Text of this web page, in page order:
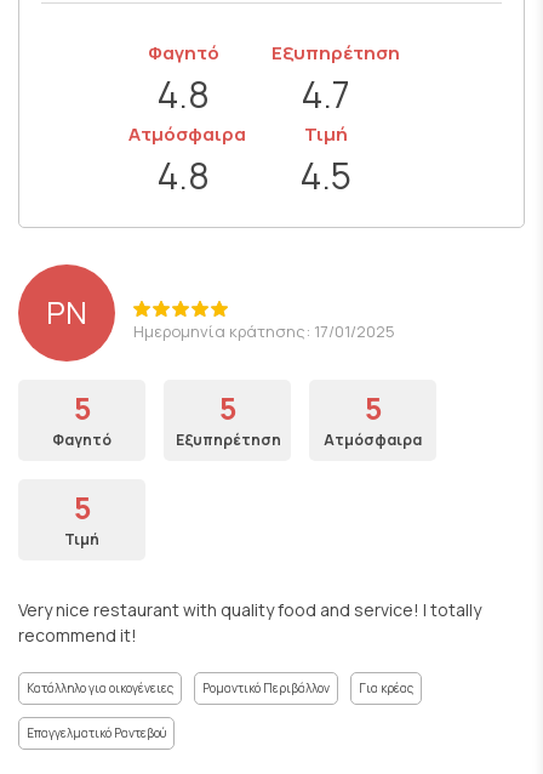
Φαγητό
4.8
Εξυπηρέτηση
4.7
Ατμόσφαιρα
4.8
Τιμή
4.5
PN Ημερομηνία κράτησης: 17/01/2025
5
Φαγητό
5
Εξυπηρέτηση
5
Ατμόσφαιρα
5
Τιμή
Very nice restaurant with quality food and service! I totally
recommend it!
Κατάλληλο για οικογένειες Ρομαντικό Περιβάλλον Για κρέας
Επαγγελματικό Ραντεβού